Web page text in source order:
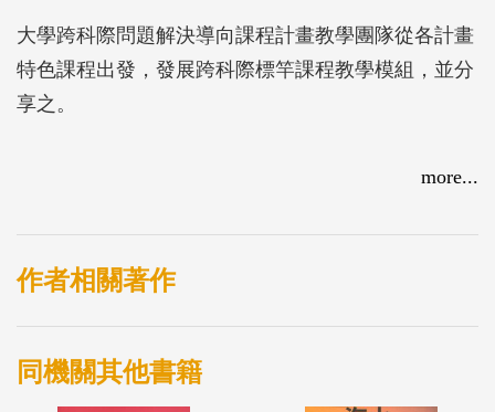
大學跨科際問題解決導向課程計畫教學團隊從各計畫
特色課程出發，發展跨科際標竿課程教學模組，並分
享之。
more...
作者相關著作
同機關其他書籍